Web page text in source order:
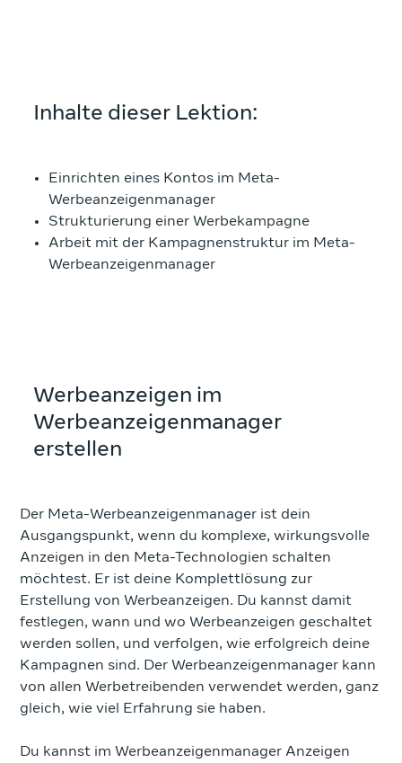
Inhalte dieser Lektion:
Einrichten eines Kontos im Meta-
Werbeanzeigenmanager
Strukturierung einer Werbekampagne
Arbeit mit der Kampagnenstruktur im Meta-
Werbeanzeigenmanager
Werbeanzeigen im
Werbeanzeigenmanager
erstellen
Der Meta-Werbeanzeigenmanager ist dein
Ausgangspunkt, wenn du komplexe, wirkungsvolle
Anzeigen in den Meta-Technologien schalten
möchtest. Er ist deine Komplettlösung zur
Erstellung von Werbeanzeigen. Du kannst damit
festlegen, wann und wo Werbeanzeigen geschaltet
werden sollen, und verfolgen, wie erfolgreich deine
Kampagnen sind. Der Werbeanzeigenmanager kann
von allen Werbetreibenden verwendet werden, ganz
gleich, wie viel Erfahrung sie haben.
Du kannst im Werbeanzeigenmanager Anzeigen